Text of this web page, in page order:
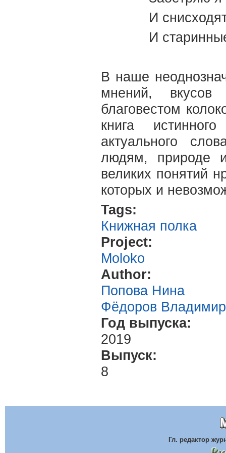
И
И
В наше
мнений,
благовестом
книга
актуального
людям, природе
великих понятий
которых и
Tags:
Книжная полка
Project:
Moloko
Author:
Попова Нина
Фёдоров Владимир
Год выпуска:
2019
Выпуск:
8
Гл. редактор